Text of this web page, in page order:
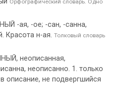
Орфографический словарь. Одно
-ая, -ое; -сан, -санна,
Красота н-ая. Толковый словарь
неописанная,
неописанно. 1. только
описание, не подвергшийся